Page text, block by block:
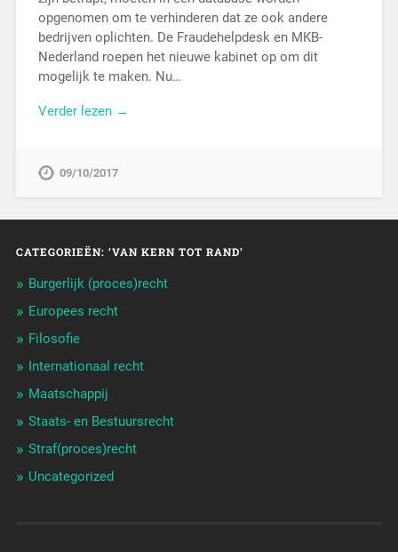
opgenomen om te verhinderen dat ze ook andere
bedrijven oplichten. De Fraudehelpdesk en MKB-
Nederland roepen het nieuwe kabinet op om dit
mogelijk te maken. Nu…
Verder lezen →
09/10/2017
CATEGORIEËN: ‘VAN KERN TOT RAND’
Burgerlijk (proces)recht
Europees recht
Filosofie
Internationaal recht
Maatschappij
Staats- en Bestuursrecht
Straf(proces)recht
Uncategorized